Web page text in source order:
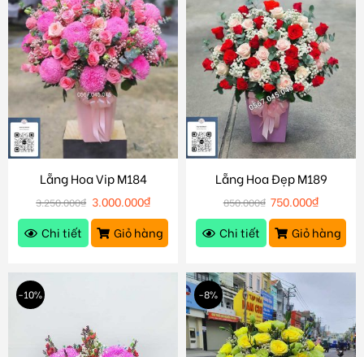
Lẵng Hoa Vip M184
3.250.000₫ 3.000.000₫
Chi tiết
Giỏ hàng
Lẵng Hoa Đẹp M189
850.000₫ 750.000₫
Chi tiết
Giỏ hàng
-10% -8%